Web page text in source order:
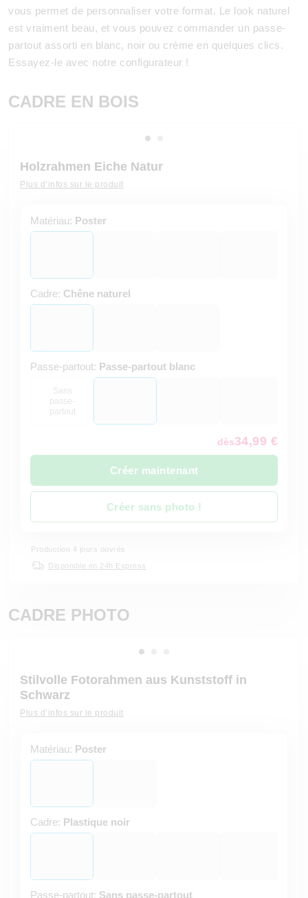
vous permet de personnaliser votre format. Le look naturel
est vraiment beau, et vous pouvez commander un passe-
partout assorti en blanc, noir ou crème en quelques clics.
Essayez-le avec notre configurateur !
CADRE EN BOIS
Holzrahmen Eiche Natur
Plus d’infos sur le produit
Matériau: Poster
Cadre: Chêne naturel
Passe-partout: Passe-partout blanc
Sans
passe-
partout
dès34,99 €
Créer maintenant
Créer sans photo !
Production 4 jours ouvrés
Disponible en 24h Express
CADRE PHOTO
Stilvolle Fotorahmen aus Kunststoff in
Schwarz
Plus d’infos sur le produit
Matériau: Poster
Cadre: Plastique noir
Passe-partout: Sans passe-partout